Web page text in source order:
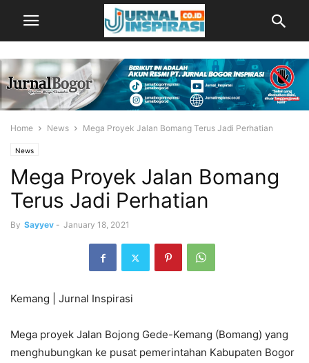
Home News Mega Proyek Jalan Bomang Terus Jadi Perhatian
News
Mega Proyek Jalan Bomang
Terus Jadi Perhatian
By Sayyev - January 18, 2021
Kemang | Jurnal Inspirasi
Mega proyek Jalan Bojong Gede-Kemang (Bomang) yang
menghubungkan ke pusat pemerintahan Kabupaten Bogor